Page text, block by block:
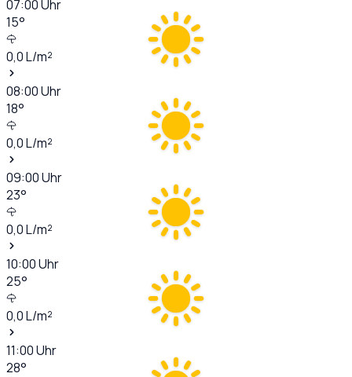
07:00Uhr
15°
0,0L/m²
08:00Uhr
18°
0,0L/m²
09:00Uhr
23°
0,0L/m²
10:00Uhr
25°
0,0L/m²
11:00Uhr
28°